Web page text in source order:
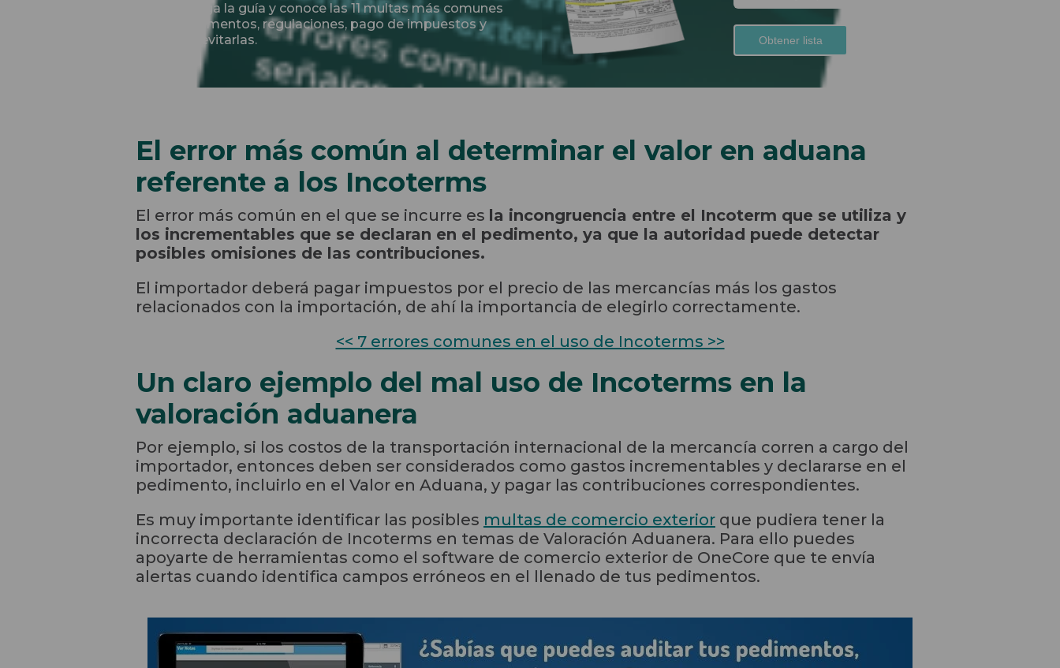
Descarga la guía y conoce las 11 multas más comunes
en pedimentos, regulaciones, pago de impuestos y
cómo evitarlas.
El error más común al determinar el valor en aduana
referente a los Incoterms
El error más común en el que se incurre es la incongruencia entre el Incoterm que se utiliza y
los incrementables que se declaran en el pedimento, ya que la autoridad puede detectar
posibles omisiones de las contribuciones.
El importador deberá pagar impuestos por el precio de las mercancías más los gastos
relacionados con la importación, de ahí la importancia de elegirlo correctamente.
<< 7 errores comunes en el uso de Incoterms >>
Un claro ejemplo del mal uso de Incoterms en la
valoración aduanera
Por ejemplo, si los costos de la transportación internacional de la mercancía corren a cargo del
importador, entonces deben ser considerados como gastos incrementables y declararse en el
pedimento, incluirlo en el Valor en Aduana, y pagar las contribuciones correspondientes.
Es muy importante identificar las posibles multas de comercio exterior que pudiera tener la
incorrecta declaración de Incoterms en temas de Valoración Aduanera. Para ello puedes
apoyarte de herramientas como el software de comercio exterior de OneCore que te envía
alertas cuando identifica campos erróneos en el llenado de tus pedimentos.